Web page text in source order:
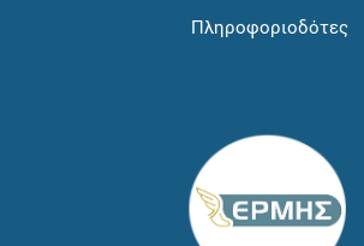
Πληροφοριοδότες